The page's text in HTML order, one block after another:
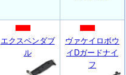
エクスペンダブ
ル
ヴァケイロボウ
イDガードナイ
フ